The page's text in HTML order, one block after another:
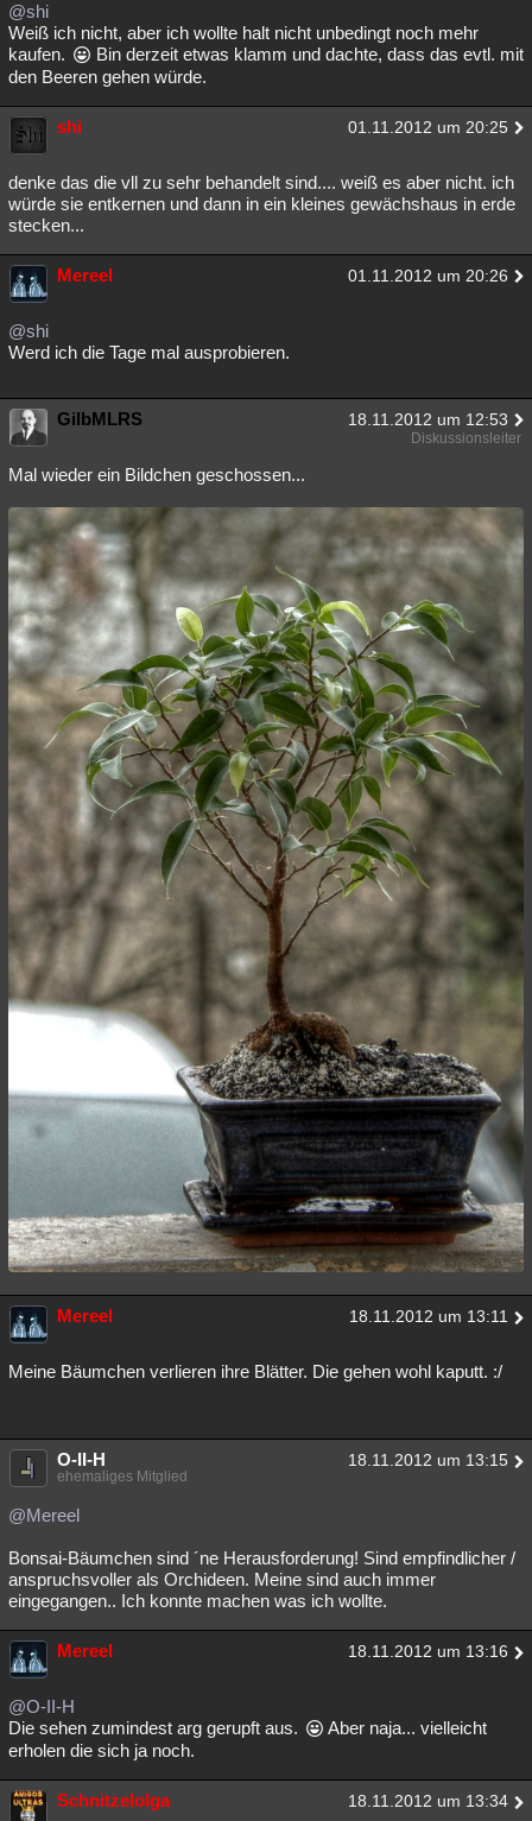
@shi
Weiß ich nicht, aber ich wollte halt nicht unbedingt noch mehr
kaufen.
Bin derzeit etwas klamm und dachte, dass das evtl. mit
den Beeren gehen würde.
shi 01.11.2012 um 20:25
denke das die vll zu sehr behandelt sind.... weiß es aber nicht. ich
würde sie entkernen und dann in ein kleines gewächshaus in erde
stecken...
Mereel 01.11.2012 um 20:26
@shi
Werd ich die Tage mal ausprobieren.
GilbMLRS 18.11.2012 um 12:53
Diskussionsleiter
Mal wieder ein Bildchen geschossen...
Mereel 18.11.2012 um 13:11
Meine Bäumchen verlieren ihre Blätter. Die gehen wohl kaputt. :/
O-II-H 18.11.2012 um 13:15
ehemaliges Mitglied
@Mereel
Bonsai-Bäumchen sind ´ne Herausforderung! Sind empfindlicher /
anspruchsvoller als Orchideen. Meine sind auch immer
eingegangen.. Ich konnte machen was ich wollte.
Mereel 18.11.2012 um 13:16
@O-II-H
Die sehen zumindest arg gerupft aus.
Aber naja... vielleicht
erholen die sich ja noch.
Schnitzelolga 18.11.2012 um 13:34